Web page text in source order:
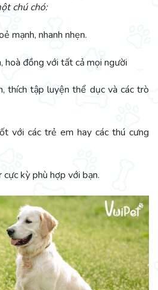
chú chó:
mạnh, nhanh nhẹn.
hoà đồng với tất cả mọi người
thích tập luyện thể dục và các trò
với các trẻ em hay các thú cưng
kỳ phù hợp với bạn.